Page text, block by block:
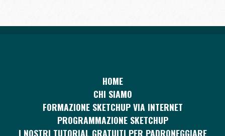
HOME
CHI SIAMO
FORMAZIONE SKETCHUP VIA INTERNET
PROGRAMMAZIONE SKETCHUP
I NOSTRI TUTORIAL GRATUITI PER PADRONEGGIARE